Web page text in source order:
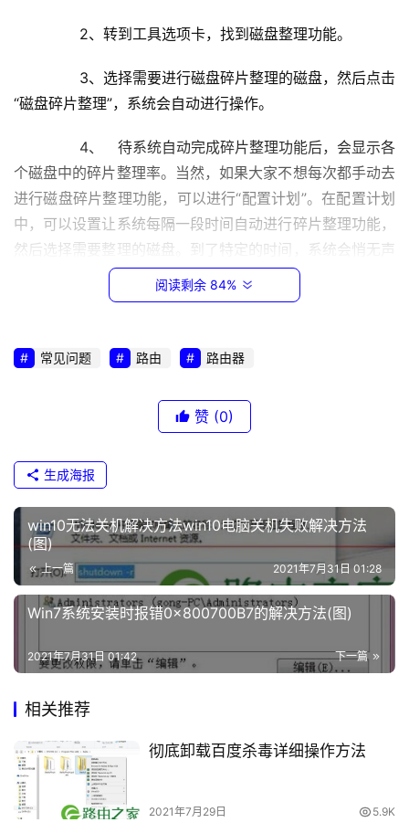
0
1
9
2
.
1
t
l
g
n
由
设
置
常
	　　2、转到工具选项卡，找到磁盘整理功能。
“磁盘碎片整理”，系统会自动进行操作。
个磁盘中的碎片整理率。当然，如果大家不想每次都手动去
进行磁盘碎片整理功能，可以进行“配置计划”。在配置计划
中，可以设置让系统每隔一段时间自动进行碎片整理功能，
然后选择需要整理的磁盘。到了特定的时间，系统会悄无声
息的自动进行磁盘碎片整理。
方法二：
序”。可以选择“开始”——“所有程序”——“附件”——“系统工
具”——“磁盘碎片整理程序”，也可以直接在搜索栏中查找。
	磁盘碎片
	　　2、然后，在“当前状态”下，选择要进行碎片整理
片，可先选择分析磁盘。当然，如果你确定知道某个磁盘上
	磁盘碎片
阅读剩余 84%
常见问题 路由 路由器
赞 (0)
生成海报
win10无法关机解决方法win10电脑关机失败解决方法
(图)
上一篇 2021年7月31日 01:28
Win7系统安装时报错0x800700B7的解决方法(图)
下一篇
2021年7月31日 01:42
相关推荐
彻底卸载百度杀毒详细操作方法
2021年7月29日 5.9K